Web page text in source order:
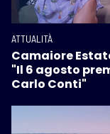
ATTUALITÀ
Camaiore
"Il 6 agosto
Carlo Conti"